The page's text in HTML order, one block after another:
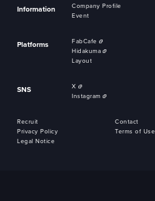
Information Company Profile
Event
Platforms FabCafe
Hidakuma
Layout
SNS X
Instagram
Recruit
Contact
Privacy Policy
Terms of Use
Legal Notice